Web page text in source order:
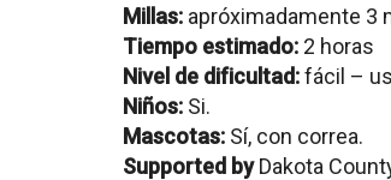
Millas: apróximadamente 3
Tiempo estimado: 2 horas
Nivel de dificultad:fácil –
Niños: Si.
Mascotas: Sí, con correa.
Supported byDakota